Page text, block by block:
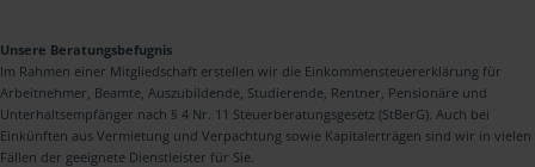
Unsere Beratungsbefugnis
Im Rahmen einer Mitgliedschaft erstellen wir die Einkommensteuererklärung für
Arbeitnehmer, Beamte, Auszubildende, Studierende, Rentner, Pensionäre und
Unterhaltsempfänger nach § 4 Nr. 11 Steuerberatungsgesetz (StBerG). Auch bei
Einkünften aus Vermietung und Verpachtung sowie Kapitalerträgen sind wir in vielen
Fällen der geeignete Dienstleister für Sie.